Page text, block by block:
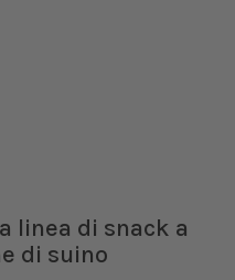
linea di snack a
di suino